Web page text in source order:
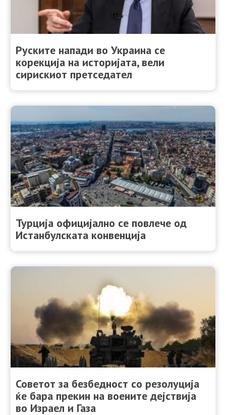
Руските напади во Украина се
корекција на историјата, вели
сирискиот претседател
Турција официјално се повлече од
Истанбулската конвенција
Советот за безбедност со резолуција
ќе бара прекин на воените дејствија
во Израел и Газа